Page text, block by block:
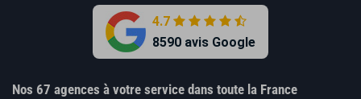
4.7
8590 avis Google
Nos 67 agences à votre service dans toute la France